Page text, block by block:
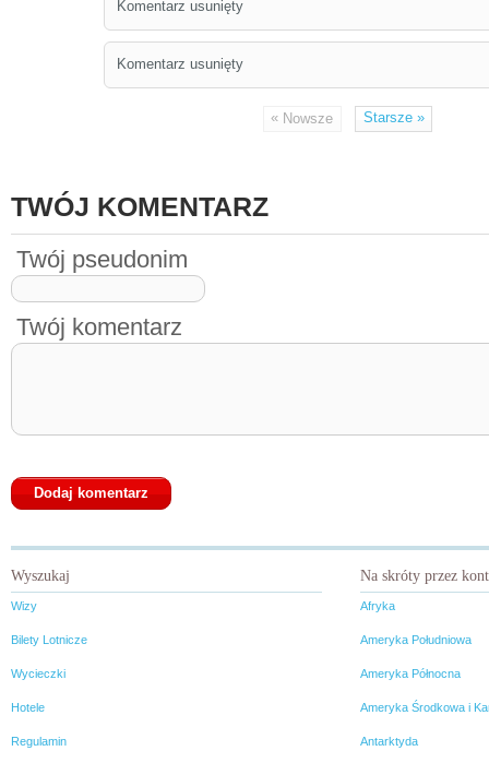
Komentarz usunięty
Komentarz usunięty
« Nowsze Starsze»
TWÓJ KOMENTARZ
Twój pseudonim
Twój komentarz
Wyszukaj
Wizy
Bilety Lotnicze
Wycieczki
Hotele
Regulamin
Na skróty przez
Afryka
Ameryka Południowa
Ameryka Północna
Ameryka Środkowa i
Antarktyda